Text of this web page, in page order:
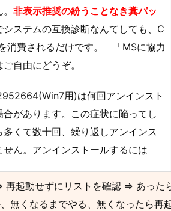
非表示推奨の紛うことなき糞パッ
システムの互換診断なんてしても、C
消費されるだけです。 「MSに協力
自由にどうぞ。
用)は何回アンインスト
があります。この症状に陥ってし
多くて数十回、繰り返しアンインス
せん。アンインストールするには
再起動せずにリストを確認 ⇒ あった
無くなるまでやる、無くなったら再